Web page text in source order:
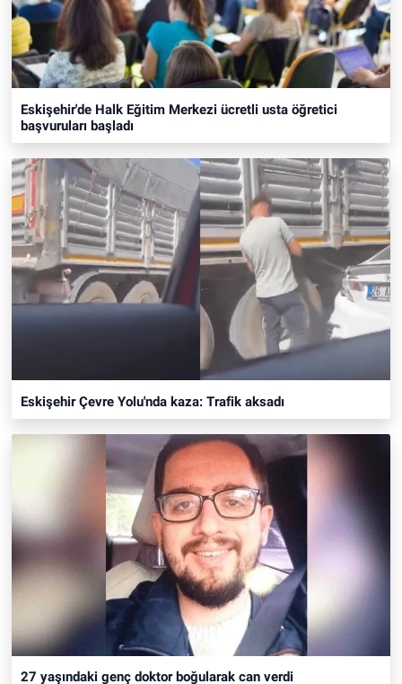
Eskişehir'de Halk Eğitim Merkezi ücretli usta öğretici
başvuruları başladı
Eskişehir Çevre Yolu'nda kaza: Trafik aksadı
27 yaşındaki genç doktor boğularak can verdi